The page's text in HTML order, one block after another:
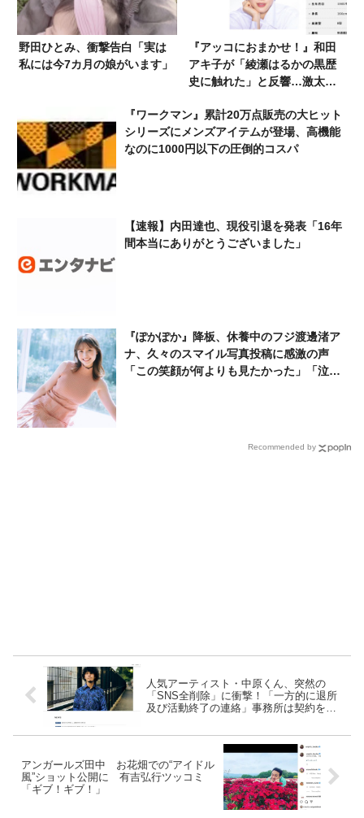
野田ひとみ、衝撃告白「実は
私には今7カ月の娘がいます」
『アッコにおまかせ！』和田
アキ子が「綾瀬はるかの黒歴
史に触れた」と反響…激太
『ワークマン』累計20万点販売の大ヒット
シリーズにメンズアイテムが登場、高機能
なのに1000円以下の圧倒的コスパ
【速報】内田達也、現役引退を発表「16年
間本当にありがとうございました」
『ぽかぽか』降板、休養中のフジ渡邊渚ア
ナ、久々のスマイル写真投稿に感激の声
「この笑顔が何よりも見たかった」「泣き
Recommended by
人気アーティスト・中原くん、突然の
「SNS全削除」に衝撃！「一方的に退所
及び活動終了の連絡」事務所は契約を解
アンガールズ田中 お花畑での“アイドル
風”ショット公開に 有吉弘行ツッコミ
「ギブ！ギブ！」